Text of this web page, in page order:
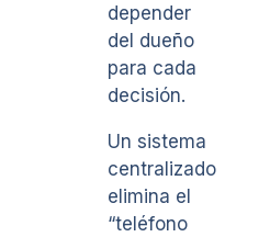
depender
del dueño
para cada
decisión.
Un sistema
centralizado
elimina el
“teléfono